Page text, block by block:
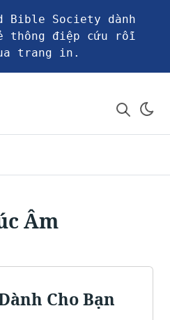
Bible Society dành
thông điệp cứu rỗi
trang in.
Âm
Cho Bạn